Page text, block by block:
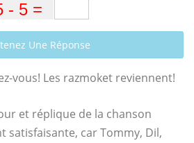
Une Réponse
vous! Les razmoket reviennent!
et réplique de la chanson
satisfaisante, car Tommy, Dil,